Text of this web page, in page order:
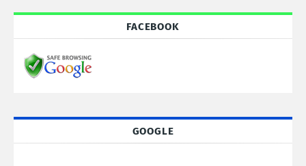
FACEBOOK
GOOGLE